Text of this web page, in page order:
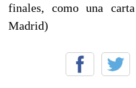
finales, como una
Madrid)